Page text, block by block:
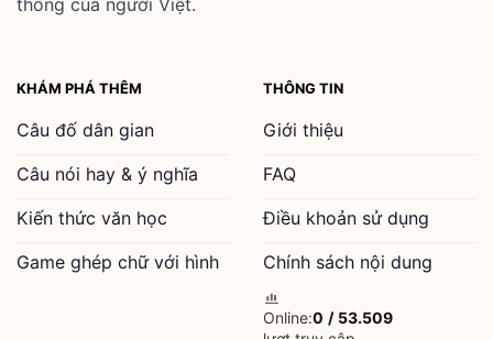
KHÁM PHÁ THÊM
Câu đố dân gian
Câu nói hay & ý nghĩa
Kiến thức văn học
Game ghép chữ với hình
THÔNG TIN
Giới thiệu
FAQ
Điều khoản sử dụng
Chính sách nội dung
Online:0 / 53.509